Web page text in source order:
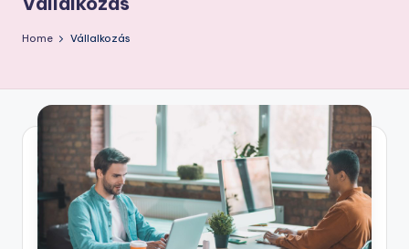
Home Vállalkozás